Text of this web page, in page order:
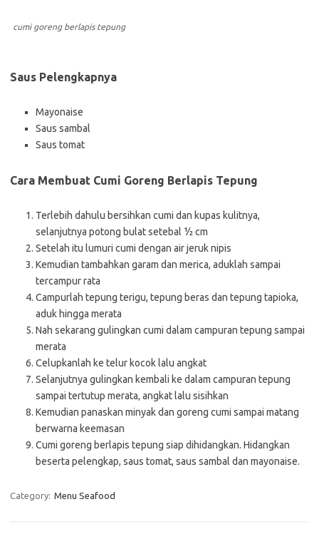
cumi goreng berlapis tepung
Saus Pelengkapnya
Mayonaise
Saus sambal
Saus tomat
Cara Membuat Cumi Goreng Berlapis Tepung
Terlebih dahulu bersihkan cumi dan kupas kulitnya,
selanjutnya potong bulat setebal ½ cm
Setelah itu lumuri cumi dengan air jeruk nipis
Kemudian tambahkan garam dan merica, aduklah sampai
tercampur rata
Campurlah tepung terigu, tepung beras dan tepung tapioka,
aduk hingga merata
Nah sekarang gulingkan cumi dalam campuran tepung sampai
merata
Celupkanlah ke telur kocok lalu angkat
Selanjutnya gulingkan kembali ke dalam campuran tepung
sampai tertutup merata, angkat lalu sisihkan
Kemudian panaskan minyak dan goreng cumi sampai matang
berwarna keemasan
Cumi goreng berlapis tepung siap dihidangkan. Hidangkan
beserta pelengkap, saus tomat, saus sambal dan mayonaise.
Category: Menu Seafood